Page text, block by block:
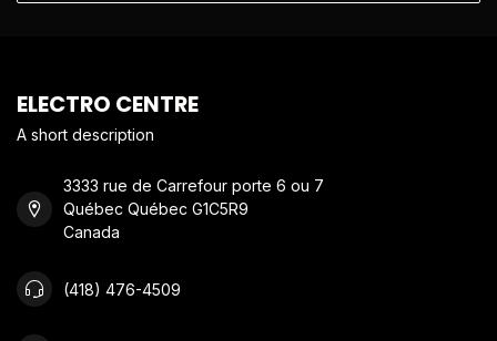
ELECTRO CENTRE
A short description
3333 rue de Carrefour porte 6 ou 7
Québec Québec G1C5R9
Canada
(418) 476-4509